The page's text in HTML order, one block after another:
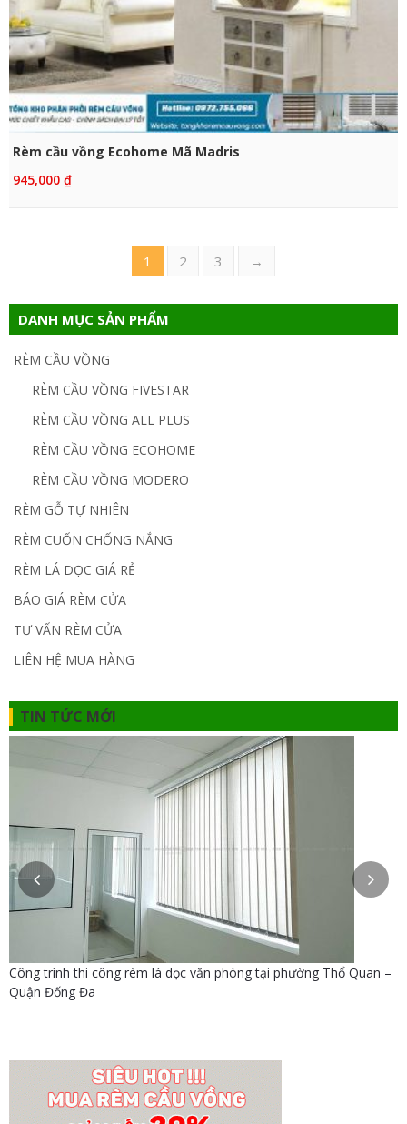
CHỌN SẢN PHẨM
Rèm cầu vồng Ecohome Mã Madris
945,000 ₫
1 2 3 →
DANH MỤC SẢN PHẨM
RÈM CẦU VỒNG
RÈM CẦU VỒNG FIVESTAR
RÈM CẦU VỒNG ALL PLUS
RÈM CẦU VỒNG ECOHOME
RÈM CẦU VỒNG MODERO
RÈM GỖ TỰ NHIÊN
RÈM CUỐN CHỐNG NẮNG
RÈM LÁ DỌC GIÁ RẺ
BÁO GIÁ RÈM CỬA
TƯ VẤN RÈM CỬA
LIÊN HỆ MUA HÀNG
TIN TỨC MỚI
Thiên – Quận
Công trình thi công màn che nắng văn